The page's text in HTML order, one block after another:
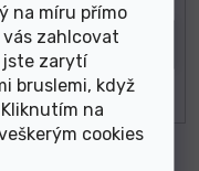
na míru přímo
zahlcovat
jste zarytí
bruslemi, když
na
cookies